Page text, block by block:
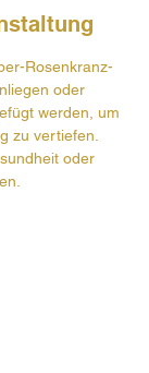
Rosenkranz-
oder
werden, um
zu vertiefen.
oder